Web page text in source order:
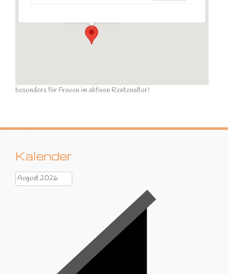
besonders für Frauen im aktiven Rentenalter!
Kalender